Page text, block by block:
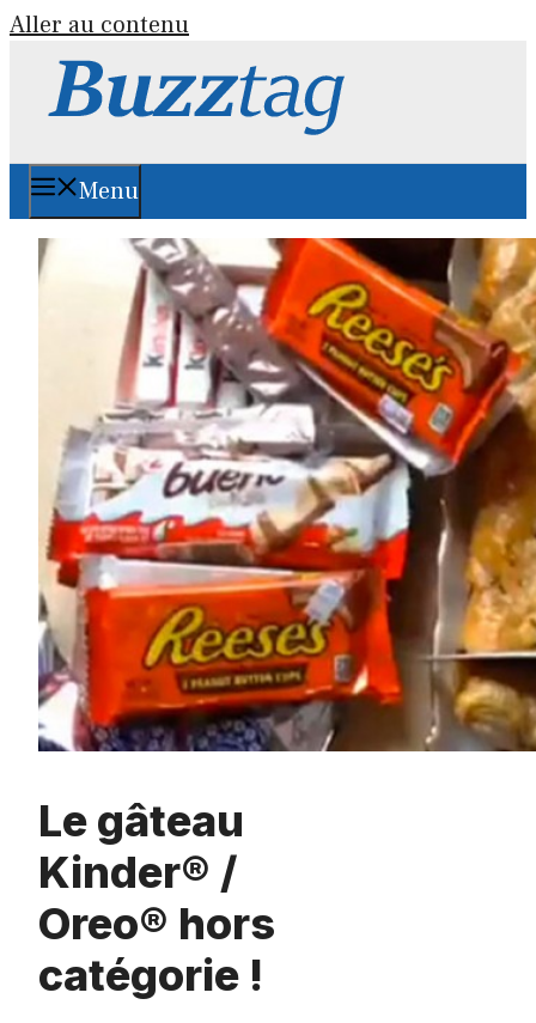
Aller au contenu
Menu
Le gâteau
Kinder® /
Oreo® hors
catégorie !